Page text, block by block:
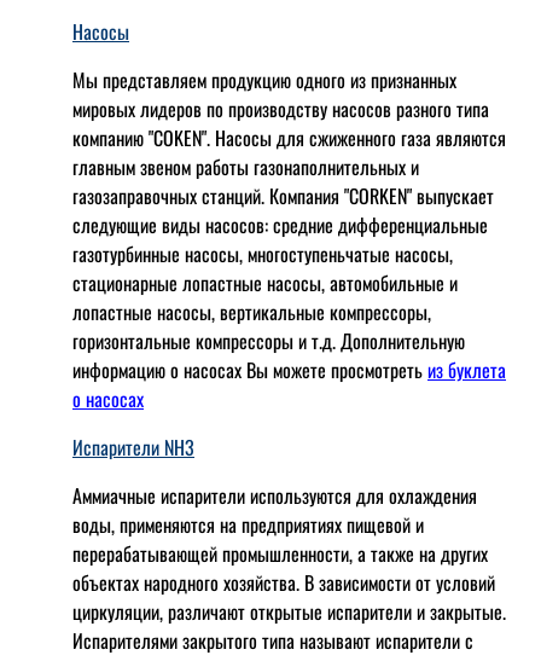
Насосы
Мы представляем продукцию одного из признанных
мировых лидеров по производству насосов разного типа
компанию "COKEN". Насосы для сжиженного газа являются
главным звеном работы газонаполнительных и
газозаправочных станций. Компания "CORKEN" выпускает
следующие виды насосов: cредние дифференциальные
газотурбинные насосы, многоступеньчатые насосы,
стационарные лопастные насосы, автомобильные и
лопaстные насосы, вертикальные компрессоры,
горизонтальные компрессоры и т.д. Дополнительную
информацию о насосах Вы можете просмотретьиз буклета
о насосах
Испарители NH3
Аммиачные испарители используются для охлаждения
воды, применяются на предприятиях пищевой и
перерабатывающей промышленности, а также на других
объектах народного хозяйства. В зависимости от условий
циркуляции, различают открытые испарители и закрытые.
Испарителями закрытого типа называют испарители с